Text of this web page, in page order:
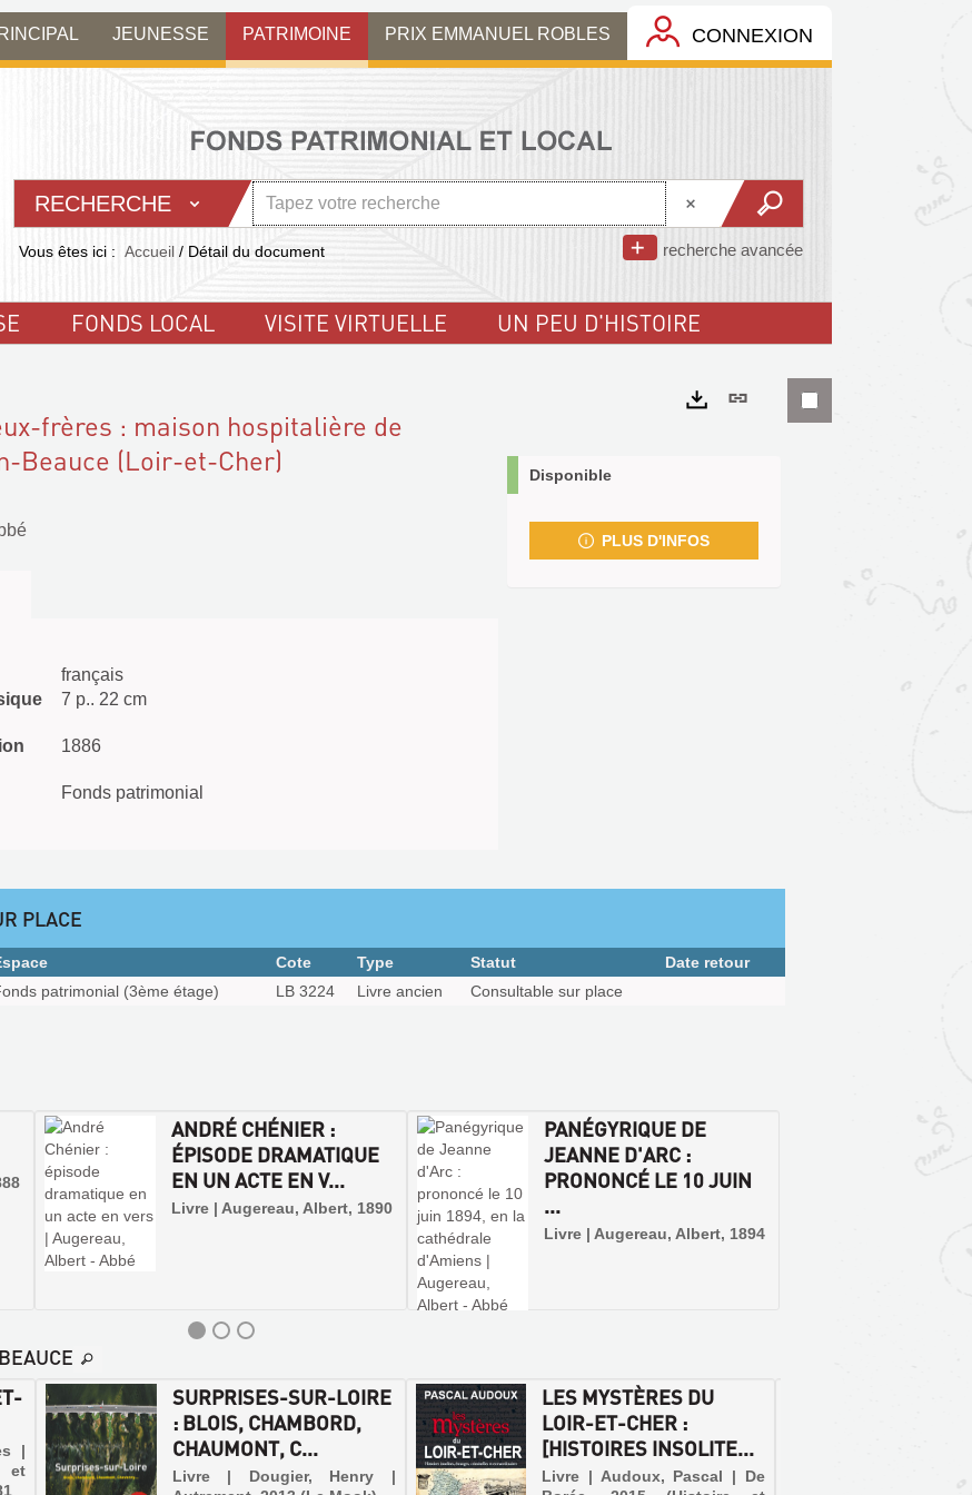
JEUNESSE PATRIMOINE PRIX EMMANUEL ROBLES CONNEXION
RECHERCHE
recherche avancée
Vous êtes ici : Accueil / Détail du document
FONDS LOCAL VISITE VIRTUELLE UN PEU D'HISTOIRE
frères : maison hospitalière de
Beauce (Loir-et-Cher)
français
7 p.. 22 cm
1886
Fonds patrimonial
Lien
Disponible
PLUS D'INFOS
PLACE
Cote Type Statut
Date retour
patrimonial (3ème étage) LB 3224 Livre ancien Consultable sur place
ANDRÉ CHÉNIER :
ÉPISODE DRAMATIQUE
EN UN ACTE EN V...
Livre | Augereau, Albert, 1890
PANÉGYRIQUE DE
JEANNE D'ARC :
PRONONCÉ LE 10 JUIN
...
Livre | Augereau, Albert, 1894
SURPRISES-SUR-LOIRE
: BLOIS, CHAMBORD,
CHAUMONT, C...
Livre | Dougier, Henry |
LES MYSTÈRES DU
LOIR-ET-CHER :
[HISTOIRES INSOLITE...
Livre | Audoux, Pascal | De
|
et